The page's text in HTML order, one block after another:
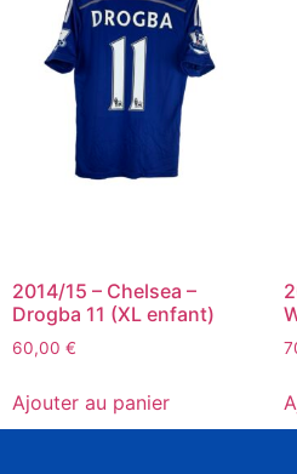
2014/15 – Chelsea –
Drogba 11 (XL enfant)
60,00 €
Ajouter au panier